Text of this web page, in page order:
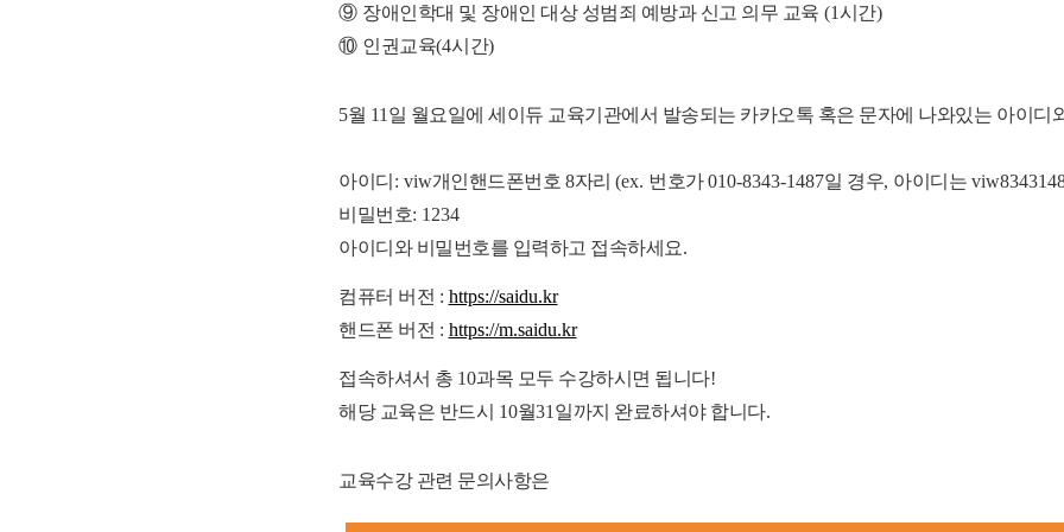
⑨ 장애인학대 및 장애인 대상 성범죄 예방과 신고 의무 교육 (1시간)
⑩ 인권교육(4시간)
5월 11일 월요일에 세이듀 교육기관에서 발송되는 카카오톡 혹은 문자에 나와있는 아이디
아이디 : viw개인핸드폰번호 8자리 (ex. 번호가010-8343-1487일 경우, 아이디는
비밀번호: 1234
아이디와 비밀번호를 입력하고 접속하세요.
컴퓨터 버전 : https://saidu.kr
핸드폰 버전 : https://m.saidu.kr
접속하셔서 총 10과목 모두 수강하시면 됩니다!
해당 교육은 반드시 10월31 일까지 완료하셔야 합니다.
교육수강 관련 문의사항은